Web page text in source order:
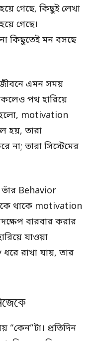
গেছে, কিছুই লেখা
গেছে।
কিছুতেই মন বসছে
এমন সময়
পথ হারিয়ে
হলো, motivation
হয়, তারা
তারা সিস্টেমের
Behavior
থাকে motivation
বারবার করার
যাওয়া
রাখা যায়, তার
“কেন”টা। প্রতিদিন